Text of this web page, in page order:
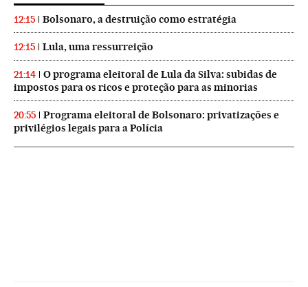
12:15 Bolsonaro, a destruição como estratégia
12:15 Lula, uma ressurreição
21:14
O programa eleitoral de Lula da Silva: subidas de
impostos para os ricos e proteção para as minorias
20:55
Programa eleitoral de Bolsonaro: privatizações e
privilégios legais para a Polícia